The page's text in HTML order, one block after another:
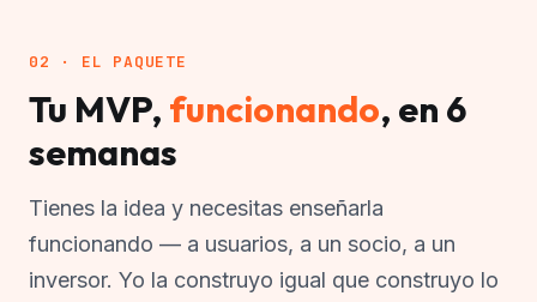
02 · EL PAQUETE
Tu MVP, funcionando, en 6
semanas
Tienes la idea y necesitas enseñarla
funcionando — a usuarios, a un socio, a un
inversor. Yo la construyo igual que construyo lo